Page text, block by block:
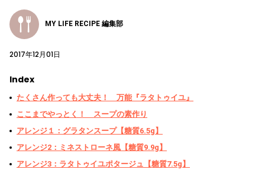
MY LIFE RECIPE 編集部
2017年12月01日
Index
たくさん作っても大丈夫！ 万能『ラタトゥイユ』
ここまでやっとく！ スープの素作り
アレンジ１：グラタンスープ【糖質6.5g】
アレンジ2：ミネストローネ風【糖質9.9g】
アレンジ3：ラタトゥイユポタージュ【糖質7.5g】